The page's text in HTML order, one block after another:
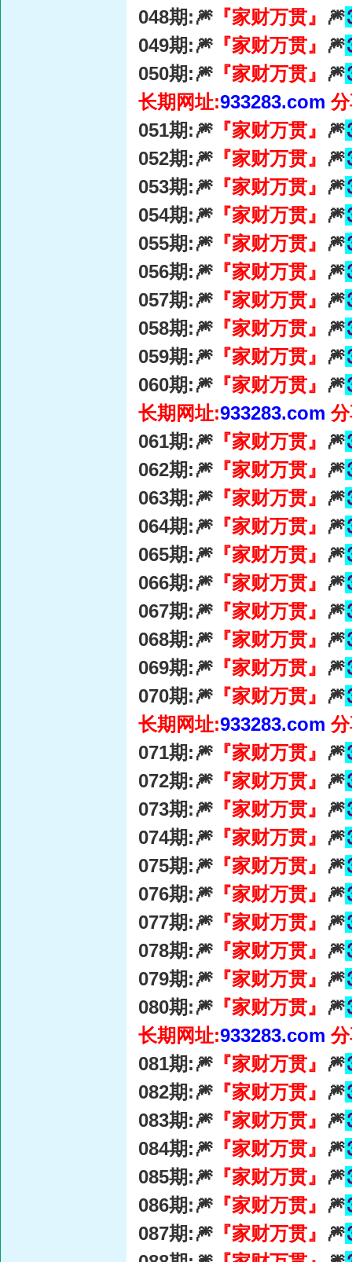
048期:🎆 『家财万贯』 🎆
049期:🎆 『家财万贯』 🎆
050期:🎆 『家财万贯』 🎆
长期网址:933283.com
051期:🎆 『家财万贯』 🎆
052期:🎆 『家财万贯』 🎆
053期:🎆 『家财万贯』 🎆
054期:🎆 『家财万贯』 🎆
055期:🎆 『家财万贯』 🎆
056期:🎆 『家财万贯』 🎆
057期:🎆 『家财万贯』 🎆
058期:🎆 『家财万贯』 🎆
059期:🎆 『家财万贯』 🎆
060期:🎆 『家财万贯』 🎆
长期网址:933283.com
061期:🎆 『家财万贯』 🎆
062期:🎆 『家财万贯』 🎆
063期:🎆 『家财万贯』 🎆
064期:🎆 『家财万贯』 🎆
065期:🎆 『家财万贯』 🎆
066期:🎆 『家财万贯』 🎆
067期:🎆 『家财万贯』 🎆
068期:🎆 『家财万贯』 🎆
069期:🎆 『家财万贯』 🎆
070期:🎆 『家财万贯』 🎆
长期网址:933283.com
071期:🎆 『家财万贯』 🎆
072期:🎆 『家财万贯』 🎆
073期:🎆 『家财万贯』 🎆
074期:🎆 『家财万贯』 🎆
075期:🎆 『家财万贯』 🎆
076期:🎆 『家财万贯』 🎆
077期:🎆 『家财万贯』 🎆
078期:🎆 『家财万贯』 🎆
079期:🎆 『家财万贯』 🎆
080期:🎆 『家财万贯』 🎆
长期网址:933283.com
081期:🎆 『家财万贯』 🎆
082期:🎆 『家财万贯』 🎆
083期:🎆 『家财万贯』 🎆
084期:🎆 『家财万贯』 🎆
085期:🎆 『家财万贯』 🎆
086期:🎆 『家财万贯』 🎆
087期:🎆 『家财万贯』 🎆